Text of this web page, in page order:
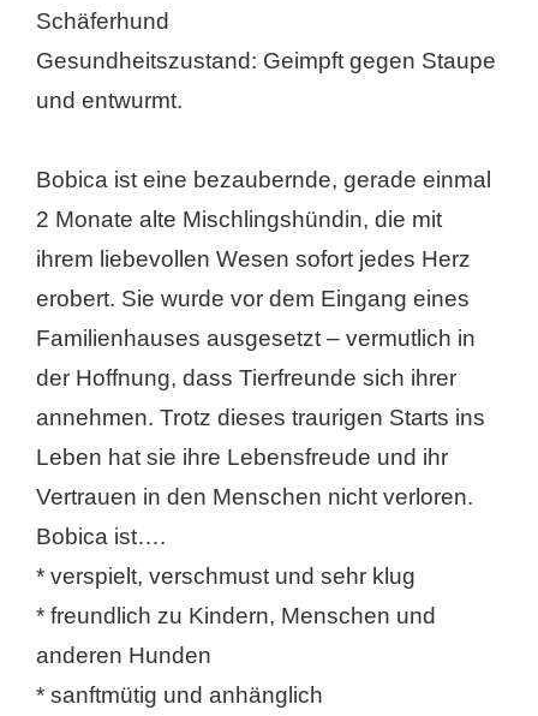
Schäferhund
Gesundheitszustand: Geimpft gegen Staupe
und entwurmt.
Bobica ist eine bezaubernde, gerade einmal
2 Monate alte Mischlingshündin, die mit
ihrem liebevollen Wesen sofort jedes Herz
erobert. Sie wurde vor dem Eingang eines
Familienhauses ausgesetzt – vermutlich in
der Hoffnung, dass Tierfreunde sich ihrer
annehmen. Trotz dieses traurigen Starts ins
Leben hat sie ihre Lebensfreude und ihr
Vertrauen in den Menschen nicht verloren.
Bobica ist….
* verspielt, verschmust und sehr klug
* freundlich zu Kindern, Menschen und
anderen Hunden
* sanftmütig und anhänglich